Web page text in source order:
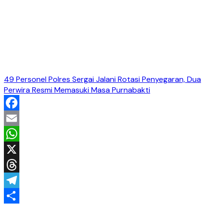
49 Personel Polres Sergai Jalani Rotasi Penyegaran, Dua
Perwira Resmi Memasuki Masa Purnabakti
Facebook
Email
WhatsApp
X
Threads
Telegram